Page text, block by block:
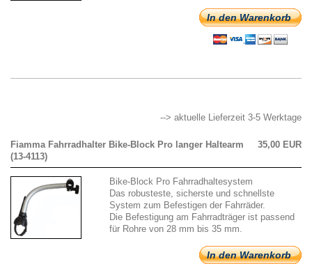
In den Warenkorb
--> aktuelle Lieferzeit 3-5 Werktage
Fiamma Fahrradhalter Bike-Block Pro langer Haltearm
(13-4113)
35,00 EUR
Bike-Block Pro Fahrradhaltesystem
Das robusteste, sicherste und schnellste
System zum Befestigen der Fahrräder.
Die Befestigung am Fahrradträger ist passend
für Rohre von 28 mm bis 35 mm.
In den Warenkorb